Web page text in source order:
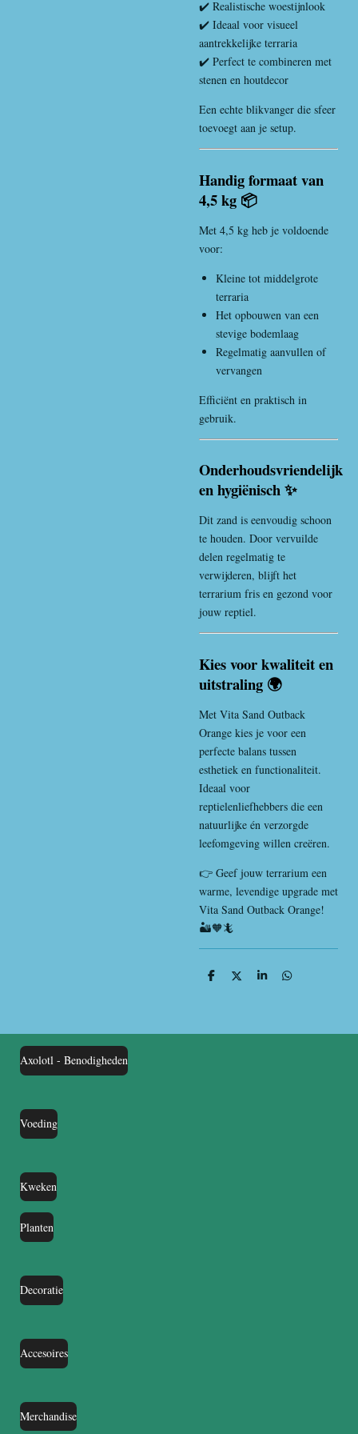
✔️ Realistische woestijnlook
✔️ Ideaal voor visueel
aantrekkelijke terraria
✔️ Perfect te combineren met
stenen en houtdecor
Een echte blikvanger die sfeer
toevoegt aan je setup.
Handig formaat van
4,5 kg 📦
Met 4,5 kg heb je voldoende
voor:
Kleine tot middelgrote
terraria
Het opbouwen van een
stevige bodemlaag
Regelmatig aanvullen of
vervangen
Efficiënt en praktisch in
gebruik.
Onderhoudsvriendelijk
en hygiënisch ✨
Dit zand is eenvoudig schoon
te houden. Door vervuilde
delen regelmatig te
verwijderen, blijft het
terrarium fris en gezond voor
jouw reptiel.
Kies voor kwaliteit en
uitstraling 🌍
Met Vita Sand Outback
Orange kies je voor een
perfecte balans tussen
esthetiek en functionaliteit.
Ideaal voor
reptielenliefhebbers die een
natuurlijke én verzorgde
leefomgeving willen creëren.
👉 Geef jouw terrarium een
warme, levendige upgrade met
Vita Sand Outback Orange!
🏜️🧡🦎
D
D
S
D
Axolotl - Benodigheden
Voeding
Kweken
Planten
Decoratie
Accesoires
Merchandise